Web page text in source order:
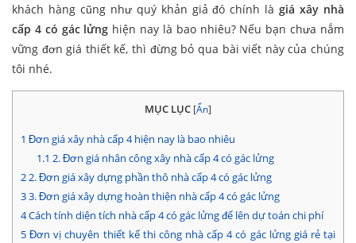
khách hàng cũng như quý khản giả đó chính làgiá xây nhà
cấp 4 có gác lửng hiện nay là bao nhiêu? Nếu bạn chưa nắm
vững đơn giá thiết kế, thì đừng bỏ qua bài viết này của chúng
tôi nhé.
MỤC LỤC [Ẩn]
1 Đơn giá xây nhà cấp 4 hiện nay là bao nhiêu
1.1 2. Đơn giá nhân công xây nhà cấp 4 có gác lửng
22. Đơn giá xây dựng phần thô nhà cấp 4 có gác lửng
33. Đơn giá xây dựng hoàn thiện nhà cấp 4 có gác lửng
4Cách tính diện tích nhà cấp 4 có gác lửng để lên dự toán chi phí
5 Đơn vị chuyên thiết kế thi công nhà cấp 4 có gác lửng giá rẻ tại